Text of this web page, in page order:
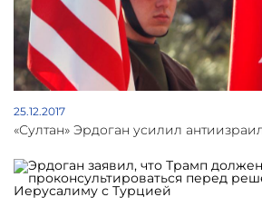
25.12.2017
«Султан» Эрдоган усилил